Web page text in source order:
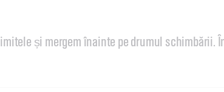
și mergem înainte pe drumul schimbării.